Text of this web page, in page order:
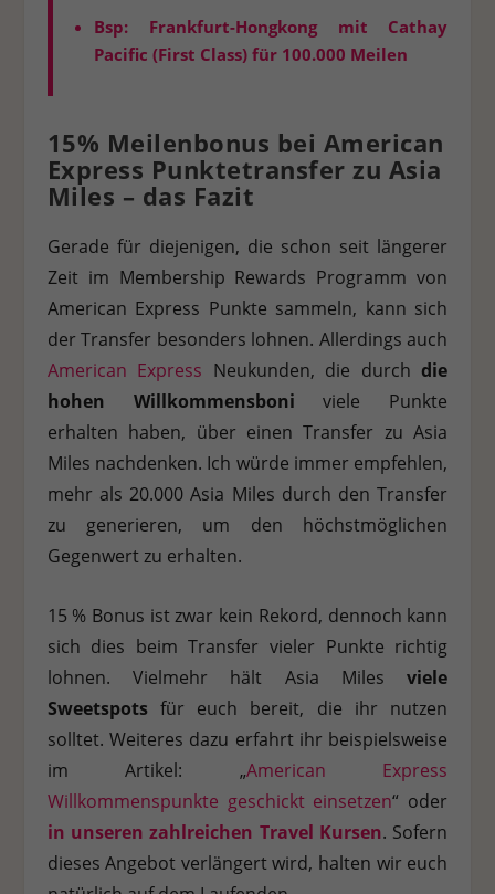
Bsp: Frankfurt-Hongkong mit Cathay
Pacific (First Class) für 100.000 Meilen
15% Meilenbonus bei American
Express Punktetransfer zu Asia
Miles – das Fazit
Gerade für diejenigen, die schon seit längerer
Zeit im Membership Rewards Programm von
American Express Punkte sammeln, kann sich
der Transfer besonders lohnen. Allerdings auch
American Express Neukunden, die durch die
hohen Willkommensboni viele Punkte
erhalten haben, über einen Transfer zu Asia
Miles nachdenken. Ich würde immer empfehlen,
mehr als 20.000 Asia Miles durch den Transfer
zu generieren, um den höchstmöglichen
Gegenwert zu erhalten.
15 % Bonus ist zwar kein Rekord, dennoch kann
sich dies beim Transfer vieler Punkte richtig
lohnen. Vielmehr hält Asia Milesviele
Sweetspotsfür euch bereit, die ihr nutzen
solltet. Weiteres dazu erfahrt ihr beispielsweise
im Artikel: „American Express
Willkommenspunkte geschickt einsetzen“ oder
in unseren zahlreichen Travel Kursen. Sofern
dieses Angebot verlängert wird, halten wir euch